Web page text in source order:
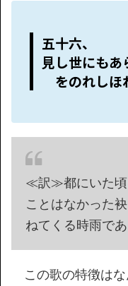
五十六、
見し世にも
をのれしほ
≪訳≫都にいた頃
ことはなかった
ねてくる時雨であ
この歌の特徴はな